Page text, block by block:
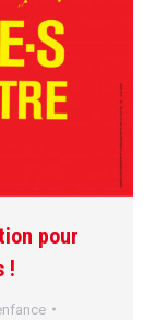
pour
!